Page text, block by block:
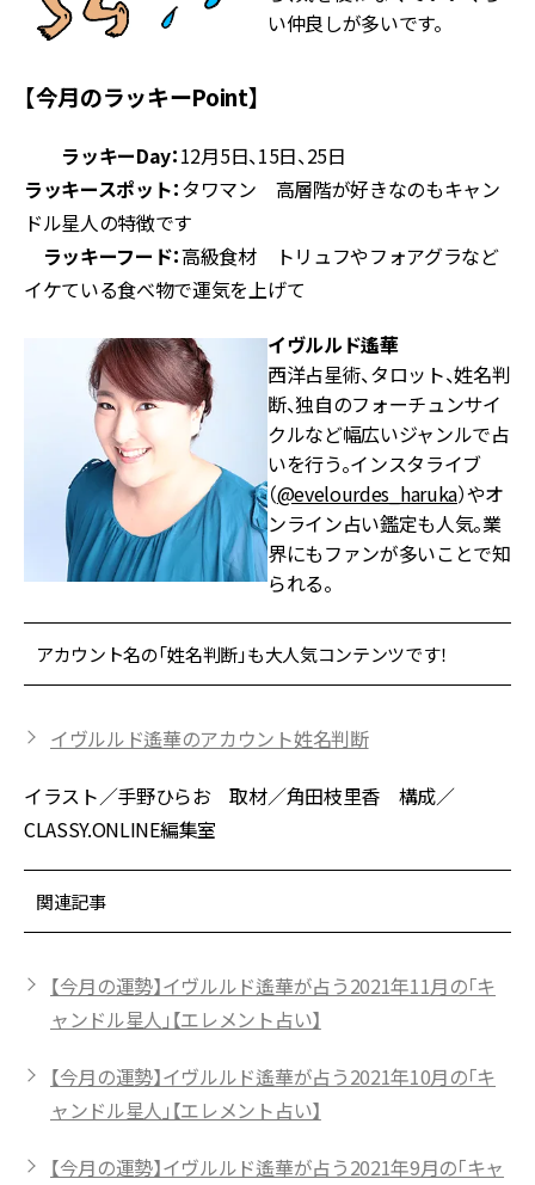
い仲良しが多いです。
【今月のラッキーPoint】
ラッキーDay：12月5日、15日、25日
ラッキースポット：タワマン 高層階が好きなのもキャン
ドル星人の特徴です
ラッキーフード：高級食材 トリュフやフォアグラなど
イケている食べ物で運気を上げて
イヴルルド遙華
西洋占星術、タロット、姓名判
断、独自のフォーチュンサイ
クルなど幅広いジャンルで占
いを行う。インスタライブ
（@evelourdes_haruka）やオ
ンライン占い鑑定も人気。業
界にもファンが多いことで知
られる。
アカウント名の「姓名判断」も大人気コンテンツです！
イヴルルド遙華のアカウント姓名判断
イラスト／手野ひらお 取材／角田枝里香 構成／
CLASSY.ONLINE編集室
関連記事
【今月の運勢】イヴルルド遙華が占う2021年11月の「キ
ャンドル星人」【エレメント占い】
【今月の運勢】イヴルルド遙華が占う2021年10月の「キ
ャンドル星人」【エレメント占い】
【今月の運勢】イヴルルド遙華が占う2021年9月の「キャ